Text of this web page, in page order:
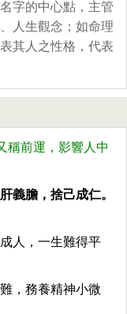
字的中心點，主管
人生觀念；如命理
其人之性格，代表
稱前運，影響人中
義膽，捨己成仁。
人，一生難得平
，務養精神小微